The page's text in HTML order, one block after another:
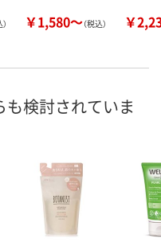
￥1,580～（税込） ￥
も検討されていま